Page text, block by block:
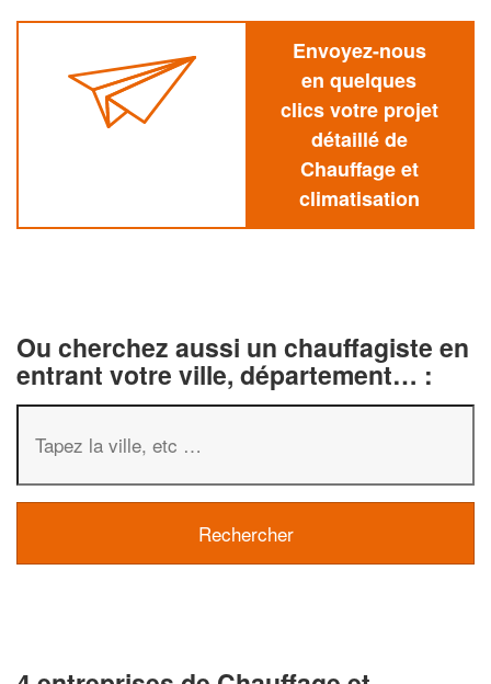
Envoyez-nous
en quelques
clics votre projet
détaillé de
Chauffage et
climatisation
Ou cherchez aussi un chauffagiste en
entrant votre ville, département… :